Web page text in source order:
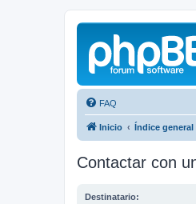
FAQ
Inicio Índice general
Contactar con
Destinatario: